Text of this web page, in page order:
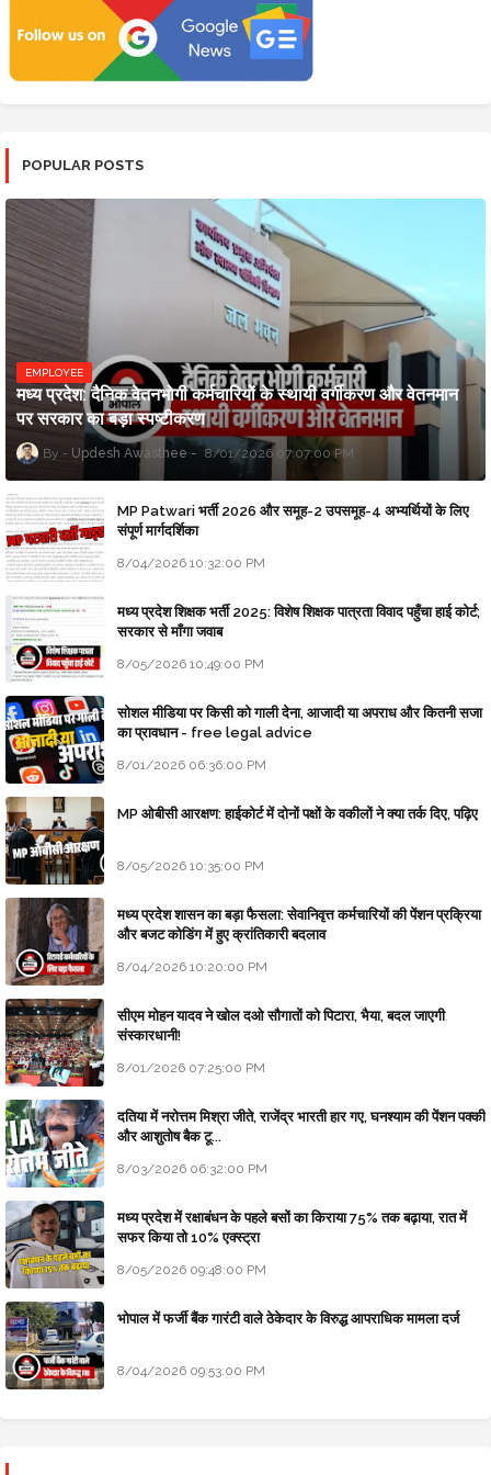
POPULAR POSTS
EMPLOYEE
मध्य प्रदेश: दैनिक वेतनभोगी कर्मचारियों के स्थायी वर्गीकरण और वेतनमान
पर सरकार का बड़ा स्पष्टीकरण
Updesh Awasthee 8/01/2026 07:07:00 PM
MP Patwari भर्ती 2026 और समूह-2 उपसमूह-4 अभ्यर्थियों के लिए
संपूर्ण मार्गदर्शिका
8/04/2026 10:32:00 PM
मध्य प्रदेश शिक्षक भर्ती 2025: विशेष शिक्षक पात्रता विवाद पहुँचा हाई कोर्ट;
सरकार से माँगा जवाब
8/05/2026 10:49:00 PM
सोशल मीडिया पर किसी को गाली देना, आजादी या अपराध और कितनी सजा
का प्रावधान - free legal advice
8/01/2026 06:36:00 PM
MP ओबीसी आरक्षण: हाईकोर्ट में दोनों पक्षों के वकीलों ने क्या तर्क दिए, पढ़िए
8/05/2026 10:35:00 PM
मध्य प्रदेश शासन का बड़ा फैसला: सेवानिवृत्त कर्मचारियों की पेंशन प्रक्रिया
और बजट कोडिंग में हुए क्रांतिकारी बदलाव
8/04/2026 10:20:00 PM
सीएम मोहन यादव ने खोल दओ सौगातों को पिटारा, भैया, बदल जाएगी
संस्कारधानी!
8/01/2026 07:25:00 PM
दतिया में नरोत्तम मिश्रा जीते, राजेंद्र भारती हार गए, घनश्याम की पेंशन पक्की
और आशुतोष बैक टू...
8/03/2026 06:32:00 PM
मध्य प्रदेश में रक्षाबंधन के पहले बसों का किराया 75% तक बढ़ाया, रात में
सफर किया तो 10% एक्स्ट्रा
8/05/2026 09:48:00 PM
भोपाल में फर्जी बैंक गारंटी वाले ठेकेदार के विरुद्ध आपराधिक मामला दर्ज
8/04/2026 09:53:00 PM